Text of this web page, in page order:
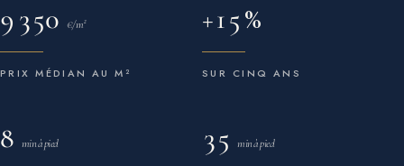
9 350 €/m²
PRIX MÉDIAN AU M²
+15 %
SUR CINQ ANS
8 min à pied 35 min à pied